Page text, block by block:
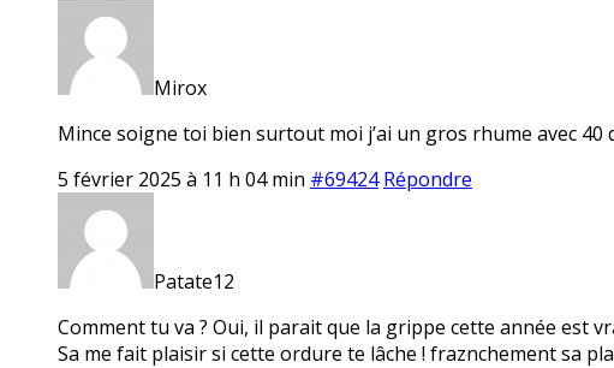
Mirox
Mince soigne toi bien surtout moi j’ai un gros rhume avec
5 février 2025 à 11 h 04 min #69424 Répondre
Patate12
Comment tu va ? Oui, il parait que la grippe cette année est
Sa me fait plaisir si cette ordure te lâche ! fraznchement sa